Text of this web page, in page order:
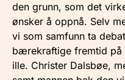
den grunn, som det
ønsker å oppnå. Selv
vi som samfunn ta
bærekraftige fremtid på
ille. Christer Dalsbøe,